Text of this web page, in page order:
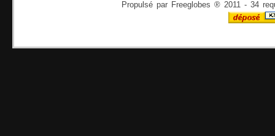
Propulsé par Freeglobes ® 2011 - 34